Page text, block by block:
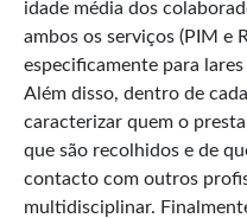
idade média dos
ambos os serviços (PIM e
especificamente para
Além disso, dentro de
caracterizar quem o
que são recolhidos e de
contacto com outros
multidisciplinar.